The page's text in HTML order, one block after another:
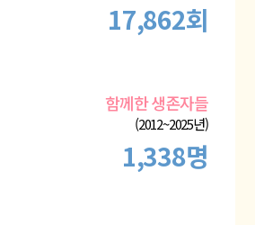
17,862회
함께한 생존자들
(2012~2025년)
1,338명